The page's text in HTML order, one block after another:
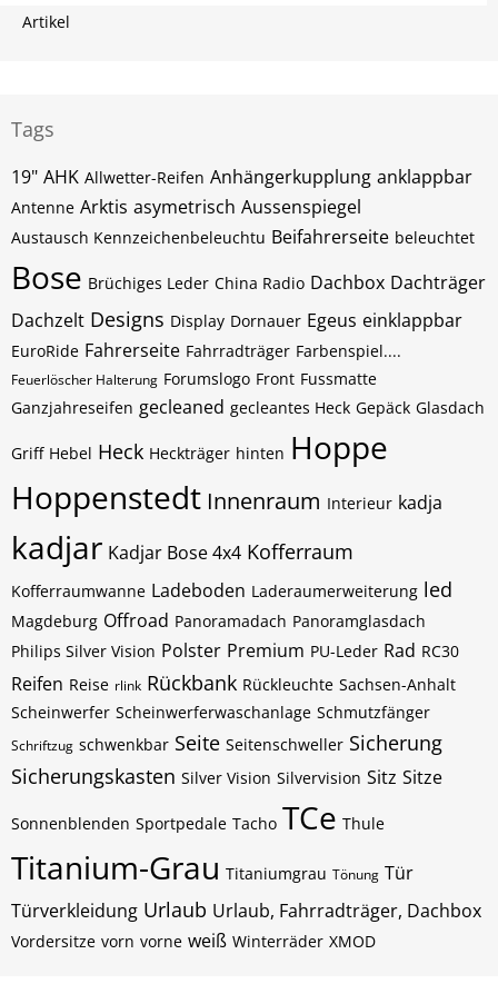
Artikel
Tags
19" AHK Allwetter-Reifen Anhängerkupplung anklappbar
Antenne Arktis asymetrisch Aussenspiegel
Austausch Kennzeichenbeleuchtu Beifahrerseite beleuchtet
Bose Brüchiges Leder China Radio Dachbox Dachträger
Dachzelt Designs Display Dornauer Egeus einklappbar
EuroRide Fahrerseite Fahrradträger Farbenspiel....
Feuerlöscher Halterung Forumslogo Front Fussmatte
Ganzjahreseifen gecleaned gecleantes Heck Gepäck Glasdach
Griff Hebel Heck Heckträger hinten Hoppe
Hoppenstedt Innenraum Interieur kadja
kadjar Kadjar Bose 4x4 Kofferraum
Kofferraumwanne Ladeboden Laderaumerweiterung led
Magdeburg Offroad Panoramadach Panoramglasdach
Philips Silver Vision Polster Premium PU-Leder Rad RC30
Reifen Reise rlink Rückbank Rückleuchte Sachsen-Anhalt
Scheinwerfer Scheinwerferwaschanlage Schmutzfänger
Schriftzug schwenkbar Seite Seitenschweller Sicherung
Sicherungskasten Silver Vision Silvervision Sitz Sitze
Sonnenblenden Sportpedale Tacho TCe Thule
Titanium-Grau Titaniumgrau Tönung Tür
Türverkleidung Urlaub Urlaub, Fahrradträger, Dachbox
Vordersitze vorn vorne weiß Winterräder XMOD